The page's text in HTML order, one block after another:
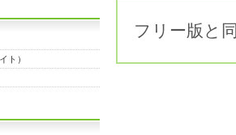
フリー版と
ト）